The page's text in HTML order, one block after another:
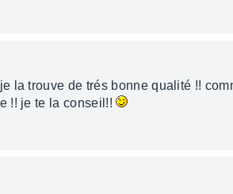
la trouve de trés bonne qualité !!
!! je te la conseil!!